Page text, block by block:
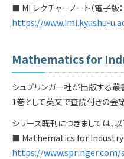
メルマガ
■ MI レクチャーノート（電子版
https://www.imi.kyushu-
Mathematics for
シュプリンガー社が出版する叢
1巻として英文で査読付きの会
シリーズ既刊につきましては、
■ Mathematics for Industry（
https://www.springer.com/